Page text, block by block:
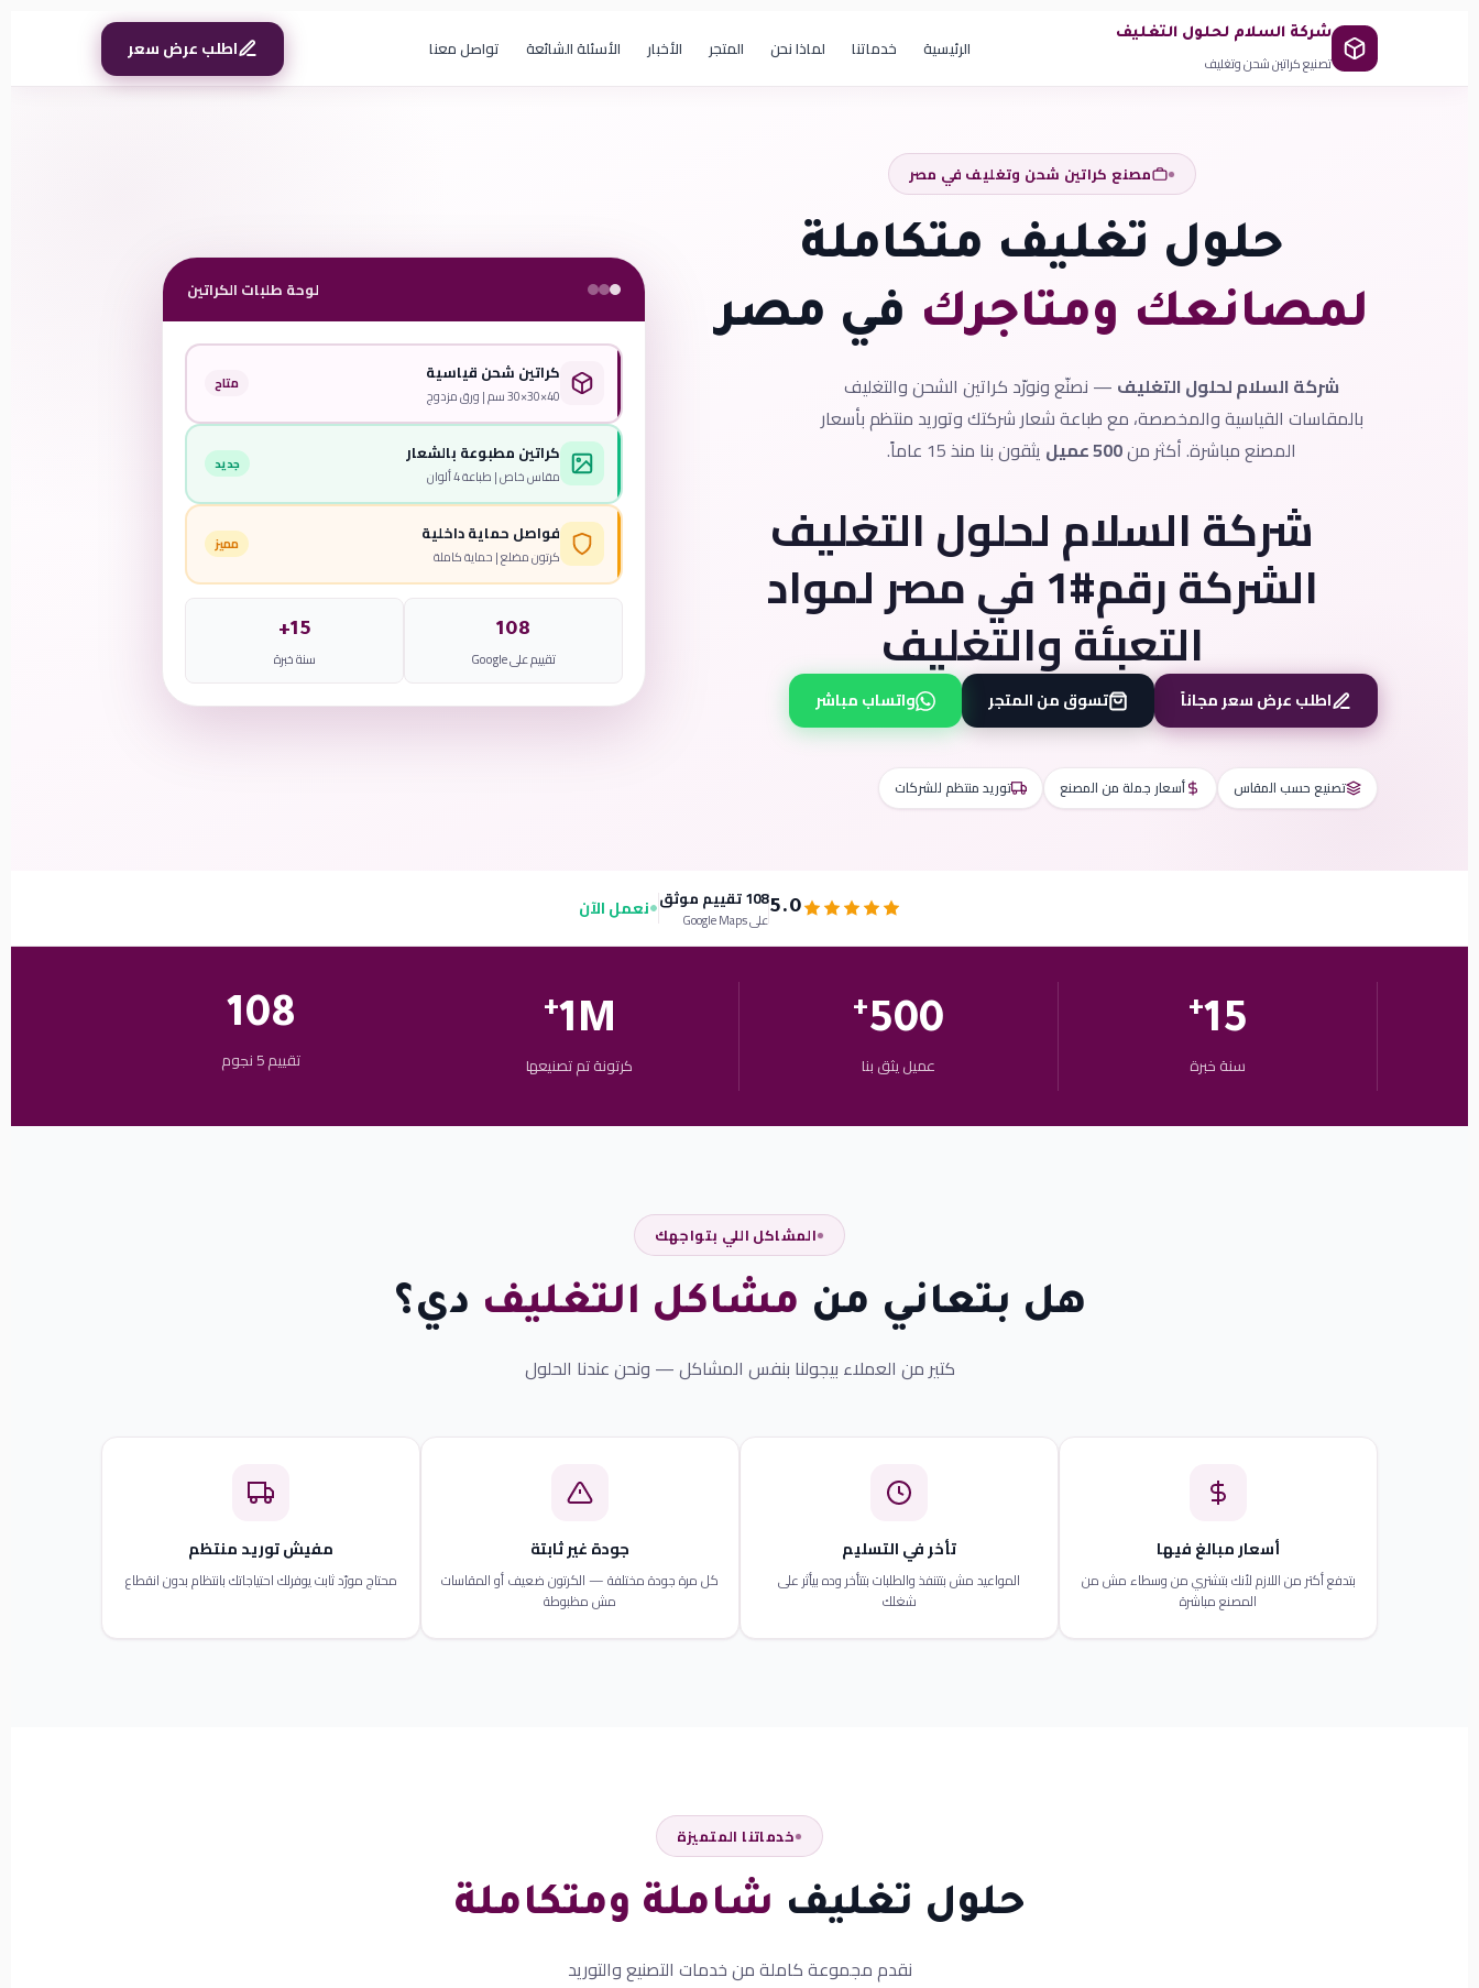
شركة السلام لحلول التغليف
تصنيع كراتين شحن وتغليف
الرئيسية خدماتنا لماذا نحن المتجر الأخبار الأسئلة الشائعة تواصل معنا اطلب عرض سعر
مصنع كراتين شحن وتغليف في مصر
حلول تغليف متكاملة
لمصانعك ومتاجرك في مصر
شركة السلام لحلول التغليف — نصنّع ونورّد كراتين الشحن والتغليف
بالمقاسات القياسية والمخصصة، مع طباعة شعار شركتك وتوريد منتظم بأسعار
المصنع مباشرة. أكثر من500 عميل يثقون بنا منذ 15 عاماً.
شركة السلام لحلول التغليف
الشركة رقم#1 في مصر لمواد
التعبئة والتغليف
اطلب عرض سعر مجاناً تسوق من المتجر واتساب مباشر
تصنيع حسب المقاس أسعار جملة من المصنع توريد منتظم للشركات
لوحة طلبات الكراتين
كراتين شحن قياسية
40×30×30 سم | ورق مزدوج
متاح
كراتين مطبوعة بالشعار
مقاس خاص | طباعة 4 ألوان
جديد
فواصل حماية داخلية
كرتون مضلع | حماية كاملة
مميز
108
تقييم على Google
15+
سنة خبرة
5.0108 تقييم موثق
على Google Maps نعمل الآن
15
+
سنة خبرة
500
+
عميل يثق بنا
1M
+
كرتونة تم تصنيعها
108
تقييم 5 نجوم
المشاكل اللي بتواجهك
هل بتعاني من مشاكل التغليف دي؟
كتير من العملاء بيجولنا بنفس المشاكل — ونحن عندنا الحلول
أسعار مبالغ فيها
بتدفع أكتر من اللازم لأنك بتشتري من وسطاء مش من
المصنع مباشرة
تأخر في التسليم
المواعيد مش بتتنفذ والطلبات بتتأخر وده بيأثر على
شغلك
جودة غير ثابتة
كل مرة جودة مختلفة — الكرتون ضعيف أو المقاسات
مش مظبوطة
مفيش توريد منتظم
محتاج مورّد ثابت يوفرلك احتياجاتك بانتظام بدون انقطاع
خدماتنا المتميزة
حلول تغليف شاملة ومتكاملة
نقدم مجموعة كاملة من خدمات التصنيع والتوريد